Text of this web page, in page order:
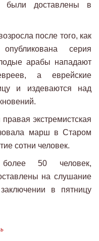
были доставлены в
после того, как
серия
арабы нападают
а еврейские
и издеваются над
экстремистская
марш в Старом
сотни человек.
50 человек,
на слушание
в пятницу